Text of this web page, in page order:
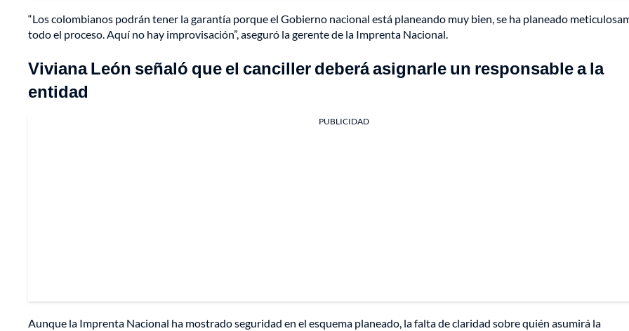
“Los colombianos podrán tener la garantía porque el Gobierno nacional está planeando muy bien, se ha planeado
todo el proceso. Aquí no hay improvisación”, aseguró la gerente de la Imprenta Nacional.
Viviana León señaló que el canciller deberá asignarle un responsable a la
entidad
PUBLICIDAD
Aunque la Imprenta Nacional ha mostrado seguridad en el esquema planeado, la falta de claridad sobre quién asumirá la